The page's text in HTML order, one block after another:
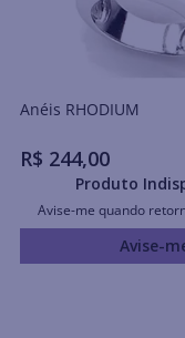
Anéis RHODIUM
R$ 244,00
Produto
Avise-me quando
Avise-